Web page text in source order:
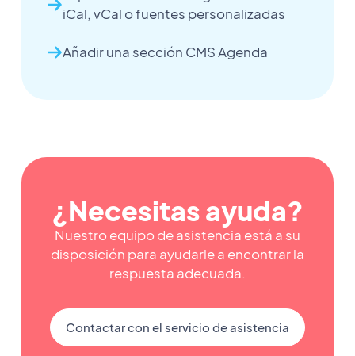
iCal, vCal o fuentes personalizadas
Añadir una sección CMS Agenda
¿Necesitas ayuda?
Nuestro equipo de asistencia está a su
disposición para ayudarle a encontrar la
respuesta adecuada.
Contactar con el servicio de asistencia